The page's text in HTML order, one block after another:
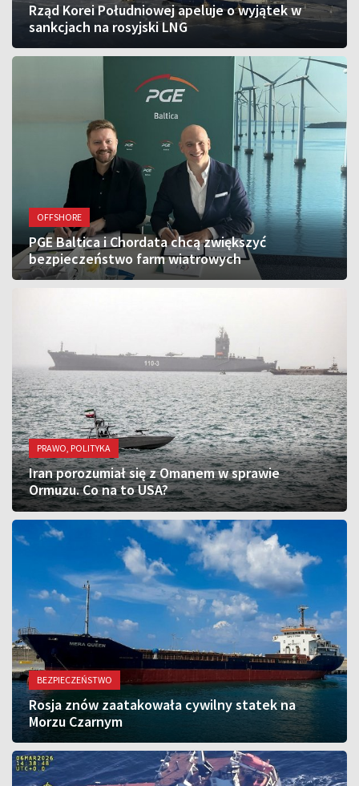
Rząd Korei Południowej apeluje o wyjątek w
sankcjach na rosyjski LNG
OFFSHORE
PGE Baltica i Chordata chcą zwiększyć
bezpieczeństwo farm wiatrowych
PRAWO, POLITYKA
Iran porozumiał się z Omanem w sprawie
Ormuzu. Co na to USA?
BEZPIECZEŃSTWO
Rosja znów zaatakowała cywilny statek na
Morzu Czarnym